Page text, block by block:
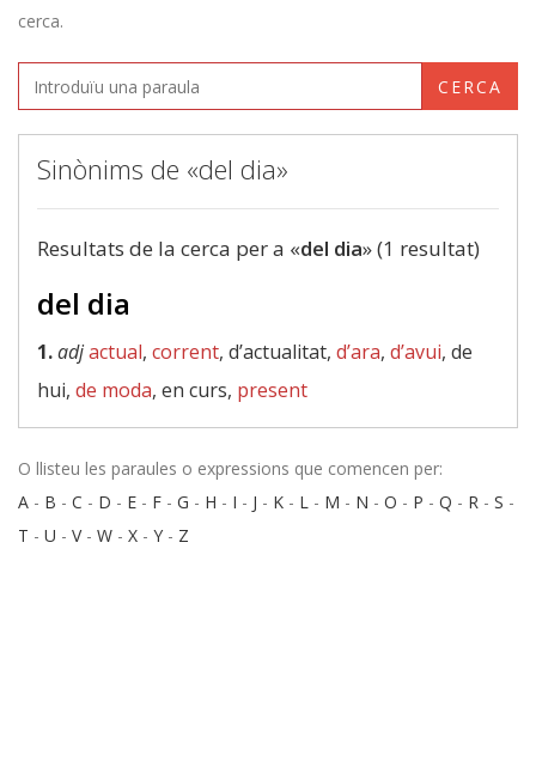
cerca.
CERCA
Sinònims de «del dia»
Resultats de la cerca per a «del dia» (1 resultat)
del dia
1.adjactual, corrent, d’actualitat, d’ara, d’avui, de
hui, de moda, en curs, present
O llisteu les paraules o expressions que comencen per:
A - B - C - D - E - F - G - H - I - J - K - L - M - N - O - P - Q - R - S -
T - U - V- W - X - Y - Z